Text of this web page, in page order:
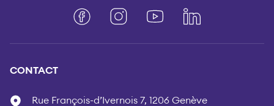
FacebookInstagramYouTubeLinkedIn
CONTACT
Rue François-d’Ivernois 7, 1206 Genève